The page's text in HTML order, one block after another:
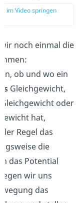
im Video springen
wir noch einmal die
ob und wo ein
Gleichgewicht,
Gleichgewicht oder
hat,
Regel das
die
das Potential
wir uns
das